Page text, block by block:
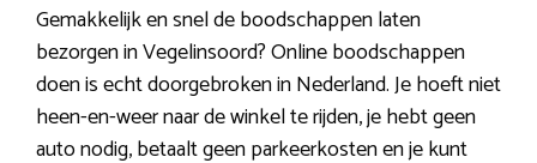
Gemakkelijk en snel de boodschappen laten
bezorgen in Vegelinsoord? Online boodschappen
doen is echt doorgebroken in Nederland. Je hoeft niet
heen-en-weer naar de winkel te rijden, je hebt geen
auto nodig, betaalt geen parkeerkosten en je kunt